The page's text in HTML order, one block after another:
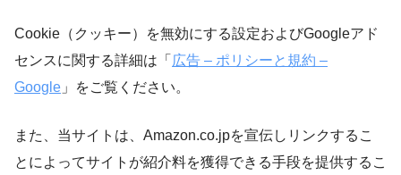
Cookie（クッキー）を無効にする設定およびGoogleアド
センスに関する詳細は「 広告 – ポリシーと規約 –
Google 」をご覧ください。
また、当サイトは、Amazon.co.jpを宣伝しリンクするこ
とによってサイトが紹介料を獲得できる手段を提供するこ